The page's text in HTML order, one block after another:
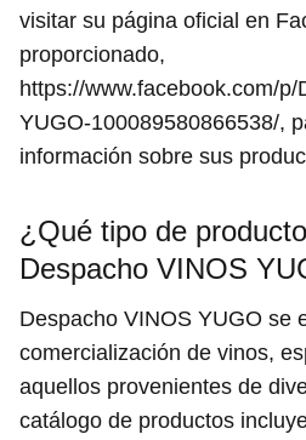
visitar su página oficial en
proporcionado,
https://www.facebook.com/
YUGO-100089580866538/,
información sobre sus
¿Qué tipo de
Despacho VINOS
Despacho VINOS YUGO se
comercialización de vinos,
aquellos provenientes de
catálogo de productos